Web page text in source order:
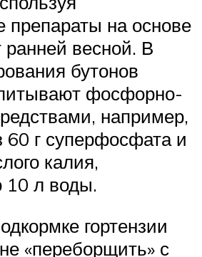
на основе
ранней весной. В
бутонов
фосфорно-
например,
60 г суперфосфата и
калия,
10 л воды.
гортензии
«переборщить» с